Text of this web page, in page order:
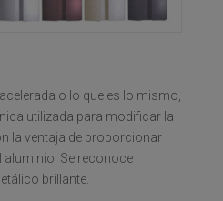
o lo que es lo mismo,
utilizada para modificar la
la ventaja de proporcionar
aluminio. Se reconoce
brillante.